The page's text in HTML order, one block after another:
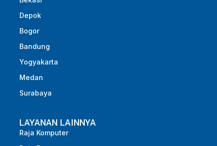
Depok
Bogor
Bandung
Yogyakarta
Medan
Surabaya
LAYANAN LAINNYA
Raja Komputer